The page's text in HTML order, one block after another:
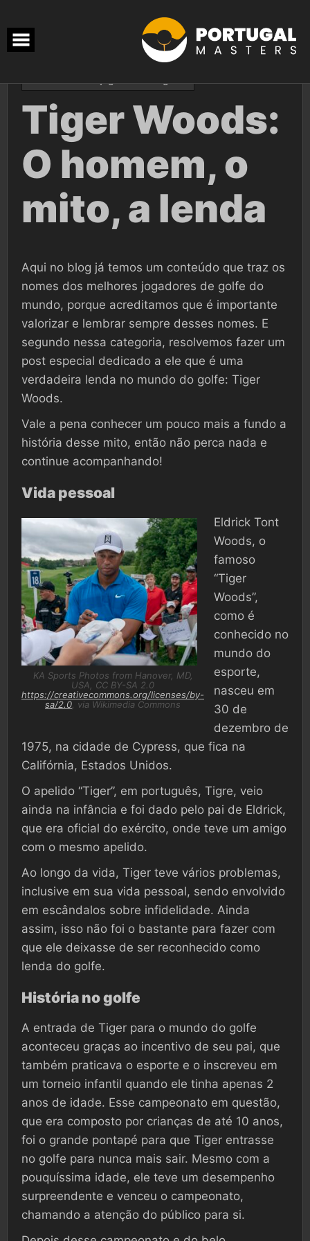
content
Aurelio
Tiger Woods:
O homem, o
mito, a lenda
Aqui no blog já temos um conteúdo que traz os
nomes dos melhores jogadores de golfe do
mundo, porque acreditamos que é importante
valorizar e lembrar sempre desses nomes. E
segundo nessa categoria, resolvemos fazer um
post especial dedicado a ele que é uma
verdadeira lenda no mundo do golfe: Tiger
Woods.
Vale a pena conhecer um pouco mais a fundo a
história desse mito, então não perca nada e
continue acompanhando!
Vida pessoal
KA Sports Photos from Hanover, MD,
USA, CC BY-SA 2.0
https://creativecommons.org/licenses/by-
sa/2.0 , via Wikimedia Commons
Eldrick Tont
Woods, o
famoso
“Tiger
Woods”,
como é
conhecido no
mundo do
esporte,
nasceu em
30 de
dezembro de
1975, na cidade de Cypress, que fica na
Califórnia, Estados Unidos.
O apelido “Tiger”, em português, Tigre, veio
ainda na infância e foi dado pelo pai de Eldrick,
que era oficial do exército, onde teve um amigo
com o mesmo apelido.
Ao longo da vida, Tiger teve vários problemas,
inclusive em sua vida pessoal, sendo envolvido
em escândalos sobre infidelidade. Ainda
assim, isso não foi o bastante para fazer com
que ele deixasse de ser reconhecido como
lenda do golfe.
História no golfe
A entrada de Tiger para o mundo do golfe
aconteceu graças ao incentivo de seu pai, que
também praticava o esporte e o inscreveu em
um torneio infantil quando ele tinha apenas 2
anos de idade. Esse campeonato em questão,
que era composto por crianças de até 10 anos,
foi o grande pontapé para que Tiger entrasse
no golfe para nunca mais sair. Mesmo com a
pouquíssima idade, ele teve um desempenho
surpreendente e venceu o campeonato,
chamando a atenção do público para si.